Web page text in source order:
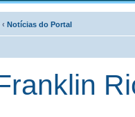
‹ Notícias do Portal